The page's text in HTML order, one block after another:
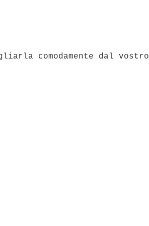
comodamente dal vostro